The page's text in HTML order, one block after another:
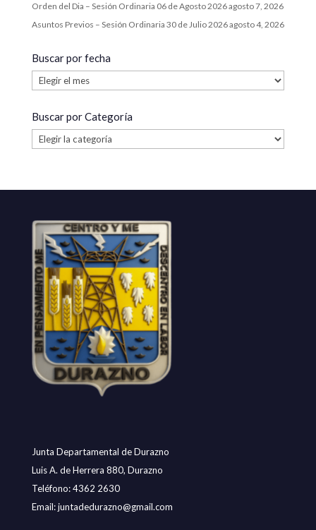
Orden del Dia – Sesión Ordinaria 06 de Agosto 2026agosto 7, 2026
Asuntos Previos – Sesión Ordinaria 30 de Julio 2026agosto 4, 2026
Buscar por fecha
Buscar
por
Buscar por Categoría
Buscar
por
Junta Departamental de Durazno
Luis A. de Herrera 880, Durazno
Teléfono: 4362 2630
Email:juntadedurazno@gmail.com